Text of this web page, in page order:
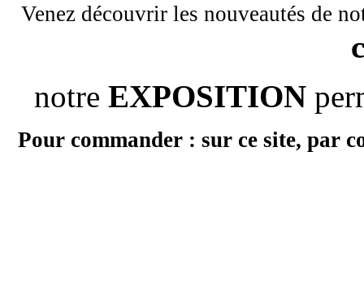
Venez découvrir les nouveautés de
notre EXPOSITION
Pour commander : sur ce site, par